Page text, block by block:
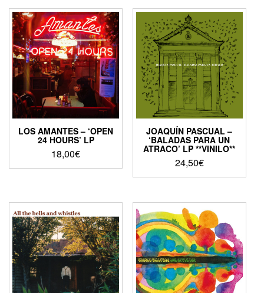
LOS AMANTES – ‘OPEN
24 HOURS’ LP
18,00€
JOAQUÍN PASCUAL –
‘BALADAS PARA UN
ATRACO’ LP **VINILO**
24,50€